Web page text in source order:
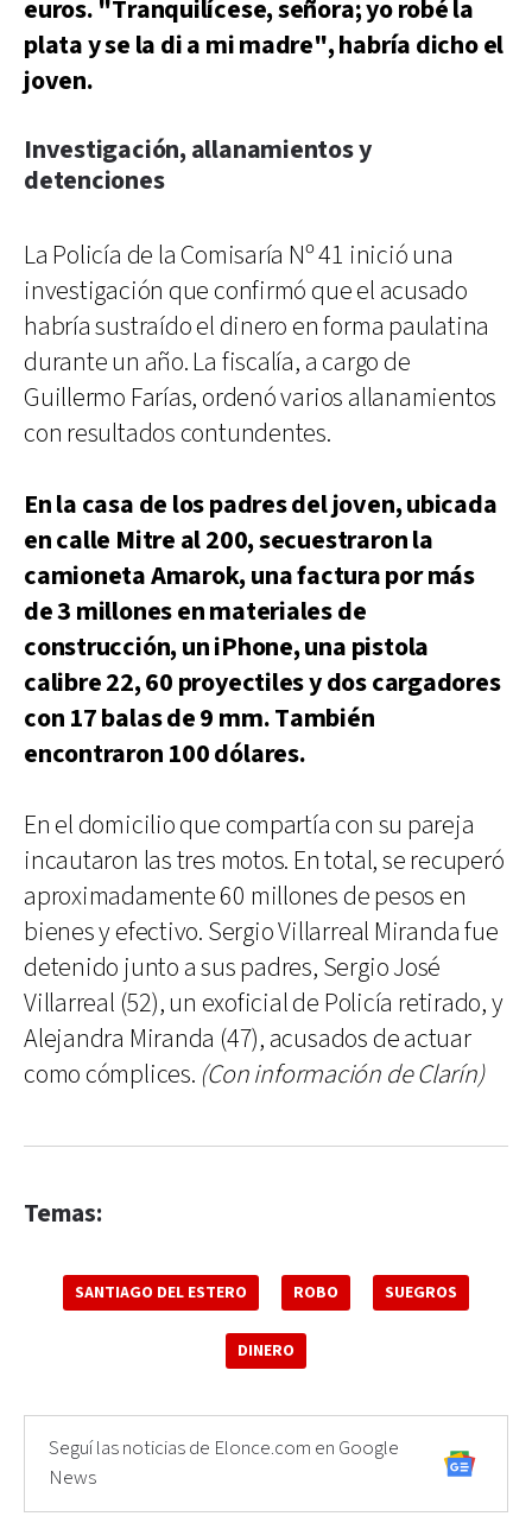
euros. "Tranquilícese, señora; yo robé la
plata y se la di a mi madre", habría dicho el
joven.
Investigación, allanamientos y
detenciones
La Policía de la Comisaría Nº 41 inició una
investigación que confirmó que el acusado
habría sustraído el dinero en forma paulatina
durante un año. La fiscalía, a cargo de
Guillermo Farías, ordenó varios allanamientos
con resultados contundentes.
En la casa de los padres del joven, ubicada
en calle Mitre al 200, secuestraron la
camioneta Amarok, una factura por más
de 3 millones en materiales de
construcción, un iPhone, una pistola
calibre 22, 60 proyectiles y dos cargadores
con 17 balas de 9 mm. También
encontraron 100 dólares.
En el domicilio que compartía con su pareja
incautaron las tres motos. En total, se recuperó
aproximadamente 60 millones de pesos en
bienes y efectivo. Sergio Villarreal Miranda fue
detenido junto a sus padres, Sergio José
Villarreal (52), un exoficial de Policía retirado, y
Alejandra Miranda (47), acusados de actuar
como cómplices. (Con información de Clarín)
Temas:
SANTIAGO DEL ESTERO ROBO SUEGROS
DINERO
Seguí las noticias de Elonce.com en Google
News